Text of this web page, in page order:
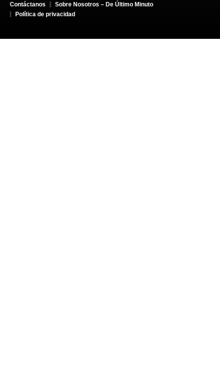
Contáctanos
Sobre Nosotros – De Último Minuto
Política de privacidad